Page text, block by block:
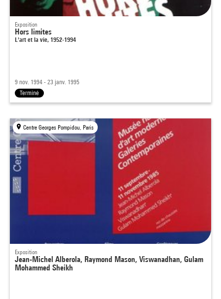
Exposition
Hors limites
L'art et la vie, 1952-1994
9 nov. 1994 - 23 janv. 1995
Terminé
Centre Georges Pompidou, Paris
Exposition
Jean-Michel Alberola, Raymond Mason, Viswanadhan, Gulam
Mohammed Sheikh